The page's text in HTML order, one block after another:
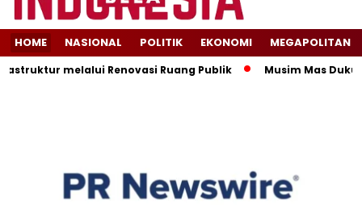
HOME NASIONAL POLITIK EKONOMI MEGAPOLITAN
melalui Renovasi Ruang Publik Musim Mas Dukung